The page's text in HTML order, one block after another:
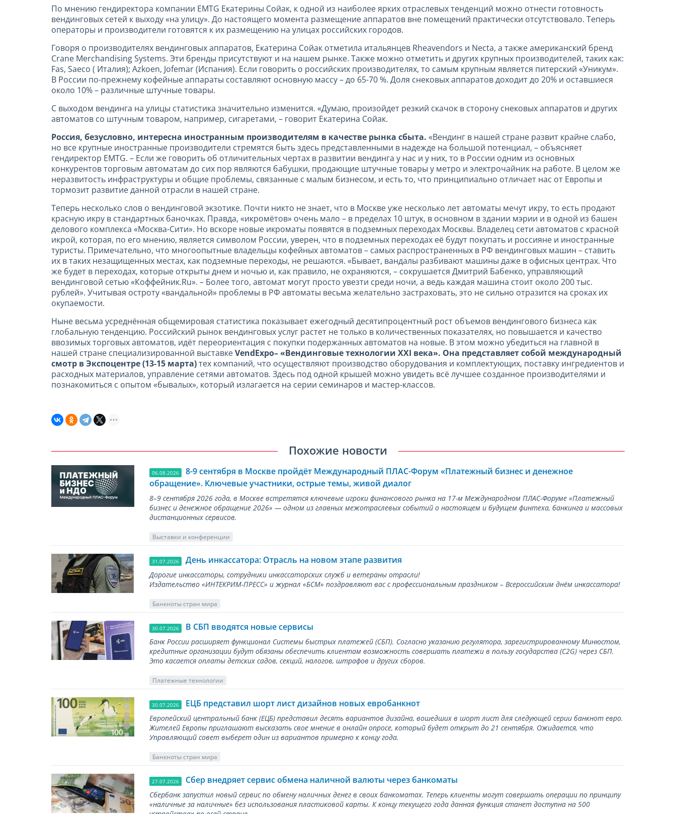
По мнению гендиректора компании EMTG Екатерины Сойак, к одной из наиболее ярких отраслевых тенденций можно отнести готовность
вендинговых сетей к выходу «на улицу». До настоящего момента размещение аппаратов вне помещений практически отсутствовало. Теперь
операторы и производители готовятся к их размещению на улицах российских городов.
Говоря о производителях вендинговых аппаратов, Екатерина Сойак отметила итальянцев Rheavendors и Necta, а также американский бренд
Crane Merchandising Systems. Эти бренды присутствуют и на нашем рынке. Также можно отметить и других крупных производителей, таких как:
Fas, Saeco ( Италия); Azkoen, Jofemar (Испания). Если говорить о российских производителях, то самым крупным является питерский «Уникум».
В России по-прежнему кофейные аппараты составляют основную массу – до 65-70 %. Доля снековых аппаратов доходит до 20% и оставшиеся
около 10% – различные штучные товары.
С выходом вендинга на улицы статистика значительно изменится. «Думаю, произойдет резкий скачок в сторону снековых аппаратов и других
автоматов со штучным товаром, например, сигаретами, – говорит Екатерина Сойак.
Россия, безусловно, интересна иностранным производителям в качестве рынка сбыта. «Вендинг в нашей стране развит крайне слабо,
но все крупные иностранные производители стремятся быть здесь представленными в надежде на большой потенциал, – объясняет
гендиректор EMTG. – Если же говорить об отличительных чертах в развитии вендинга у нас и у них, то в России одним из основных
конкурентов торговым автоматам до сих пор являются бабушки, продающие штучные товары у метро и электрочайник на работе. В целом же
неразвитость инфраструктуры и общие проблемы, связанные с малым бизнесом, и есть то, что принципиально отличает нас от Европы и
тормозит развитие данной отрасли в нашей стране.
Теперь несколько слов о вендинговой экзотике. Почти никто не знает, что в Москве уже несколько лет автоматы мечут икру, то есть продают
красную икру в стандартных баночках. Правда, «икромётов» очень мало – в пределах 10 штук, в основном в здании мэрии и в одной из башен
делового комплекса «Москва-Сити». Но вскоре новые икроматы появятся в подземных переходах Москвы. Владелец сети автоматов с красной
икрой, которая, по его мнению, является символом России, уверен, что в подземных переходах её будут покупать и россияне и иностранные
туристы. Примечательно, что многоопытные владельцы кофейных автоматов – самых распространенных в РФ вендинговых машин – ставить
их в таких незащищенных местах, как подземные переходы, не решаются. «Бывает, вандалы разбивают машины даже в офисных центрах. Что
же будет в переходах, которые открыты днем и ночью и, как правило, не охраняются, – сокрушается Дмитрий Бабенко, управляющий
вендинговой сетью «Коффейник.Ru». – Более того, автомат могут просто увезти среди ночи, а ведь каждая машина стоит около 200 тыс.
рублей». Учитывая остроту «вандальной» проблемы в РФ автоматы весьма желательно застраховать, это не сильно отразится на сроках их
окупаемости.
Ныне весьма усреднённая общемировая статистика показывает ежегодный десятипроцентный рост объемов вендингового бизнеса как
глобальную тенденцию. Российский рынок вендинговых услуг растет не только в количественных показателях, но повышается и качество
ввозимых торговых автоматов, идёт переориентация с покупки подержанных автоматов на новые. В этом можно убедиться на главной в
нашей стране специализированной выставкеVendExpo– «Вендинговые технологии XXI века». Она представляет собой международный
смотр в Экспоцентре (13-15 марта)тех компаний, что осуществляют производство оборудования и комплектующих, поставку ингредиентов и
расходных материалов, управление сетями автоматов. Здесь под одной крышей можно увидеть всё лучшее созданное производителями и
познакомиться с опытом «бывалых», который излагается на серии семинаров и мастер-классов.
Похожие новости
06.08.2026
8-9 сентября в Москве пройдёт Международный ПЛАС-Форум «Платежный бизнес и денежное
обращение». Ключевые участники, острые темы, живой диалог
8–9 сентября 2026 года, в Москве встретятся ключевые игроки финансового рынка на 17-м Международном ПЛАС-Форуме «Платежный
бизнес и денежное обращение 2026» — одном из главных межотраслевых событий о настоящем и будущем финтеха, банкинга и массовых
дистанционных сервисов.
Выставки и конференции
31.07.2026 День инкассатора: Отрасль на новом этапе развития
Дорогие инкассаторы, сотрудники инкассаторских служб и ветераны отрасли!
Издательство «ИНТЕКРИМ-ПРЕСС» и журнал «БСМ» поздравляют вас с профессиональным праздником – Всероссийским днём инкассатора!
Банкноты стран мира
30.07.2026 В СБП вводятся новые сервисы
Банк России расширяет функционал Системы быстрых платежей (СБП). Согласно указанию регулятора, зарегистрированному Минюстом,
кредитные организации будут обязаны обеспечить клиентам возможность совершать платежи в пользу государства (С2G) через СБП.
Это касается оплаты детских садов, секций, налогов, штрафов и других сборов.
Платежные технологии
30.07.2026 ЕЦБ представил шорт лист дизайнов новых евробанкнот
Европейский центральный банк (ЕЦБ) представил десять вариантов дизайна, вошедших в шорт лист для следующей серии банкнот евро.
Жителей Европы приглашают высказать свое мнение в онлайн опросе, который будет открыт до 21 сентября. Ожидается, что
Управляющий совет выберет один из вариантов примерно к концу года.
Банкноты стран мира
27.07.2026 Сбер внедряет сервис обмена наличной валюты через банкоматы
Сбербанк запустил новый сервис по обмену наличных денег в своих банкоматах. Теперь клиенты могут совершать операции по принципу
«наличные за наличные» без использования пластиковой карты. К концу текущего года данная функция станет доступна на 500